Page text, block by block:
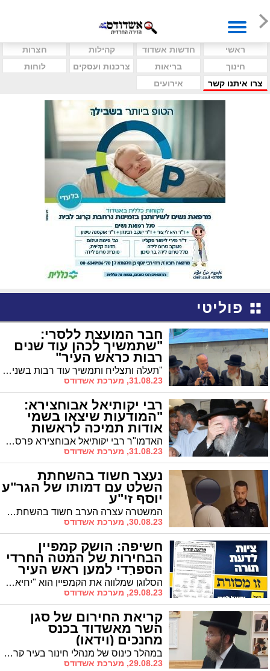
ראשי חדשות אשדוד קהילות
חצרות
חינוך
בריאות צרכנות ועסקים
לוחות
צרו איתנו קשר
אירועים
פוליטי
חבר המועצת ללסרי:
"שתמשיך לכהן עוד שנים
רבות כראש העיר"
"תעלה ותצליח ותמשיך עוד רבות בשנים לכהן כראש העיר" - במילים אלו בירך בחביבות מיוחדת מרן הגר"ש מחפוד חבר מועצת חכמי התורה את ראש העיר אשדוד ד"ר יחיאל לסרי בשמחת בר המצוה לנינו
31.08.23, מערכת אשדודס
רבי יקותיאל אבוחצירא:
"המודעות שיצאו בשמי
אודות תמיכה לראשות
העיר - שקריות" האדמו"ר רבי יקותיאל אבוחצירא פרסם היום הבהרה לפיה המודעות שפורסמו בשמו על תמיכתו ביו"ר ש"ס בעיר, אבי אמסלם - הינן שקריות. אמסלם בתגובה: "מעולם לא טענתי שתמך בי"
31.08.23, מערכת אשדודס
נעצר חשוד בהשחתת
השלט עם דמותו של הגר"ע
יוסף זי"ע
המשטרה עצרה הערב חשוד בהשחתת שלטים של ש"ס עם דמותו של הגר"ע יוסף זי"ע
30.08.23, מערכת אשדודס
חשיפה: הושק קמפיין
הבחירות של המטה החרדי
הספרדי למען ראש העיר
ד"ר לסרי הסלוגן שמלווה את הקמפיין הוא "יחיאל לסרי – זו מסורת!", כאשר בכך מודגשת מסורת העשייה המוצלחת בהנהגת העיר, התמיכה של ראש העיר בכיבוד המסורת ובסיוע למוסדות התורה והחינוך, זאת לצד התמיכה המיתולוגית כמסורת רבת שנים מצד גדולי התורה הספרדים זצ"ל ושיבדלחט"א במועמדותו
29.08.23, מערכת אשדודס
קריאת החירום של סגן
השר מאשדוד בכנס
מחנכים (וידאו)
במהלך כינוס של מנהלי חינוך בעיר קרא סגן השר מאשדוד הרב יעקב טסלר להתגייס למען הצלחתו של ראש העיר ד"ר יחיאל לסרי בבחירות הקרובות "כדי שהציבור החרדי ומוסדות החינוך ימשיכו להתפתח", כלשונו
29.08.23, מערכת אשדודס